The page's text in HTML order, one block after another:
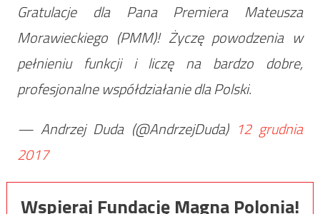
Gratulacje dla Pana Premiera Mateusza
Morawieckiego (PMM)! Życzę powodzenia w
pełnieniu funkcji i liczę na bardzo dobre,
profesjonalne współdziałanie dla Polski.
— Andrzej Duda (@AndrzejDuda) 12 grudnia
2017
Wspieraj Fundację Magna Polonia!